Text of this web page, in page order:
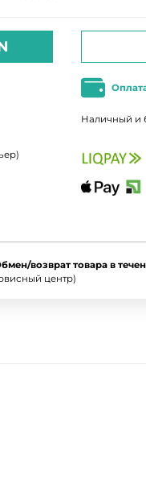
Наличный и
возврат товара в
центр)